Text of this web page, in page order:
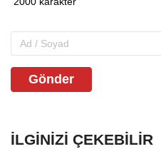
Gönder
İLGINIZI ÇEKEBILIR